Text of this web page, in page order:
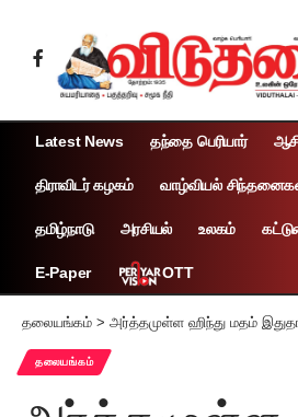
Latest News தந்தை பெரியார்
திராவிடர் கழகம் வாழ்வியல்
தமிழ்நாடு அரசியல் உலகம்
E-Paper OTT
தலையங்கம் > அர்த்தமுள்ள ஹிந்து மதம்
தலையங்கம்